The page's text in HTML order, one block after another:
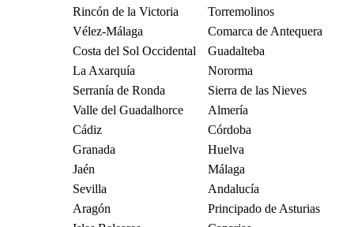
Rincón de la Victoria
Torremolinos
Vélez-Málaga
Comarca de Antequera
Costa del Sol Occidental
Guadalteba
La Axarquía
Nororma
Serranía de Ronda
Sierra de las Nieves
Valle del Guadalhorce
Almería
Cádiz
Córdoba
Granada
Huelva
Jaén
Málaga
Sevilla
Andalucía
Aragón
Principado de Asturias